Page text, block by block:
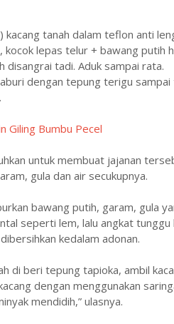
kacang tanah dalam teflon anti
lepas telur + bawang putih
disangrai tadi. Aduk sampai rata.
dengan tepung terigu
Giling Bumbu Pecel
untuk membuat jajanan
gula dan air secukupnya.
bawang putih, garam, gula
seperti lem, lalu angkat
kedalam adonan.
di beri tepung tapioka, ambil
dengan menggunakan
mendidih,” ulasnya.